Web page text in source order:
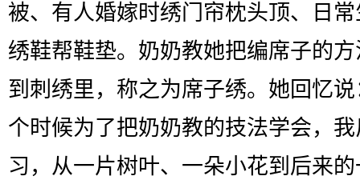
被、有人婚嫁时绣门帘枕头顶、日
绣鞋帮鞋垫。奶奶教她把编席子的
到刺绣里，称之为席子绣。她回忆说
个时候为了把奶奶教的技法学会，
习，从一片树叶、一朵小花到后来